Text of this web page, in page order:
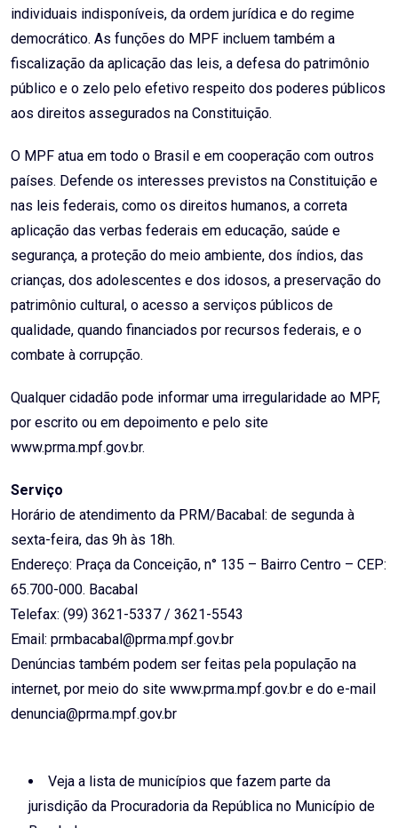
individuais indisponíveis, da ordem jurídica e do regime
democrático. As funções do MPF incluem também a
fiscalização da aplicação das leis, a defesa do patrimônio
público e o zelo pelo efetivo respeito dos poderes públicos
aos direitos assegurados na Constituição.
O MPF atua em todo o Brasil e em cooperação com outros
países. Defende os interesses previstos na Constituição e
nas leis federais, como os direitos humanos, a correta
aplicação das verbas federais em educação, saúde e
segurança, a proteção do meio ambiente, dos índios, das
crianças, dos adolescentes e dos idosos, a preservação do
patrimônio cultural, o acesso a serviços públicos de
qualidade, quando financiados por recursos federais, e o
combate à corrupção.
Qualquer cidadão pode informar uma irregularidade ao MPF,
por escrito ou em depoimento e pelo site
www.prma.mpf.gov.br.
Serviço
Horário de atendimento da PRM/Bacabal: de segunda à
sexta-feira, das 9h às 18h.
Endereço: Praça da Conceição, n° 135 – Bairro Centro – CEP:
65.700-000. Bacabal
Telefax: (99) 3621-5337 / 3621-5543
Email: prmbacabal@prma.mpf.gov.br
Denúncias também podem ser feitas pela população na
internet, por meio do site www.prma.mpf.gov.br e do e-mail
denuncia@prma.mpf.gov.br
Veja a lista de municípios que fazem parte da
jurisdição da Procuradoria da República no Município de